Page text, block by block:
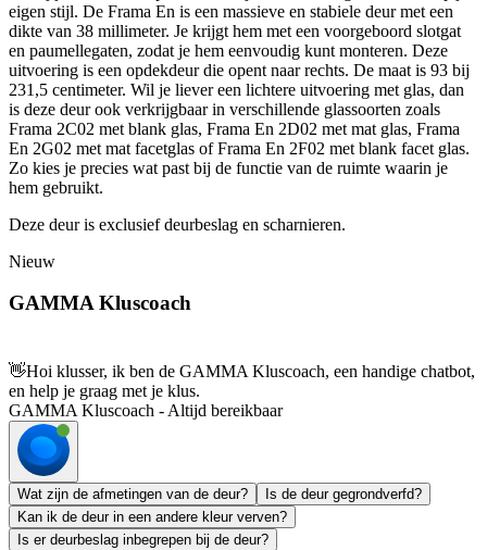
eigen stijl. De Frama En is een massieve en stabiele deur met een
dikte van 38 millimeter. Je krijgt hem met een voorgeboord slotgat
en paumellegaten, zodat je hem eenvoudig kunt monteren. Deze
uitvoering is een opdekdeur die opent naar rechts. De maat is 93 bij
231,5 centimeter. Wil je liever een lichtere uitvoering met glas, dan
is deze deur ook verkrijgbaar in verschillende glassoorten zoals
Frama 2C02 met blank glas, Frama En 2D02 met mat glas, Frama
En 2G02 met mat facetglas of Frama En 2F02 met blank facet glas.
Zo kies je precies wat past bij de functie van de ruimte waarin je
hem gebruikt.
Deze deur is exclusief deurbeslag en scharnieren.
Nieuw
GAMMA Kluscoach
👋Hoi klusser, ik ben de GAMMA Kluscoach, een handige chatbot,
en help je graag met je klus.
GAMMA Kluscoach - Altijd bereikbaar
Wat zijn de afmetingen van de deur?
Is de deur gegrondverfd?
Kan ik de deur in een andere kleur verven?
Is er deurbeslag inbegrepen bij de deur?